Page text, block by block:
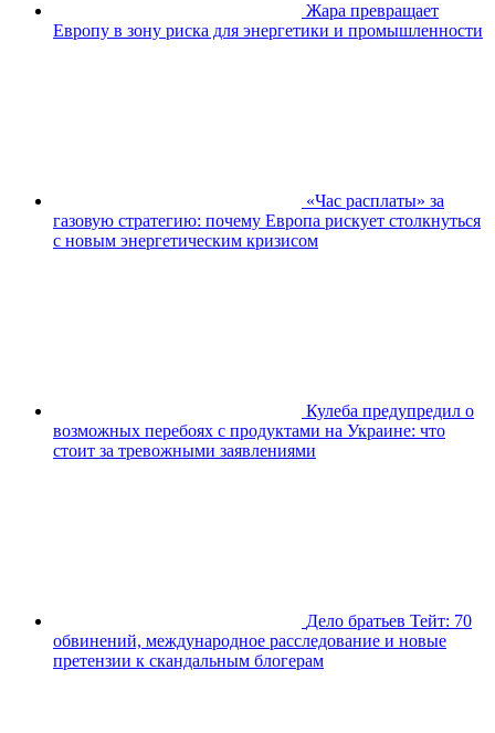
Жара превращает
Европу в зону риска для энергетики и промышленности
«Час расплаты» за
газовую стратегию: почему Европа рискует столкнуться
с новым энергетическим кризисом
Кулеба предупредил о
возможных перебоях с продуктами на Украине: что
стоит за тревожными заявлениями
Дело братьев Тейт: 70
обвинений, международное расследование и новые
претензии к скандальным блогерам